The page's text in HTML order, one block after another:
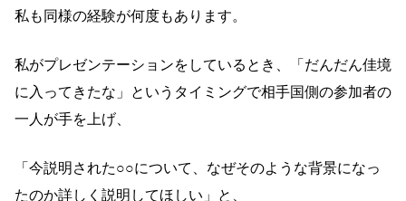
私も同様の経験が何度もあります。
私がプレゼンテーションをしているとき、「だんだん佳境
に入ってきたな」というタイミングで相手国側の参加者の
一人が手を上げ、
「今説明された○○について、なぜそのような背景になっ
たのか詳しく説明してほしい」と、